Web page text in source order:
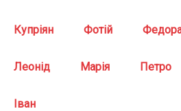
Купріян Фотій
Леонід Марія Петро
Іван